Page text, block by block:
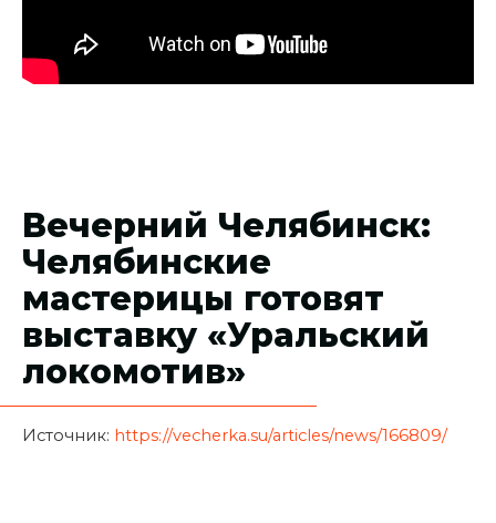
Вечерний Челябинск:
Челябинские
мастерицы готовят
выставку «Уральский
локомотив»
Источник: https://vecherka.su/articles/news/166809/